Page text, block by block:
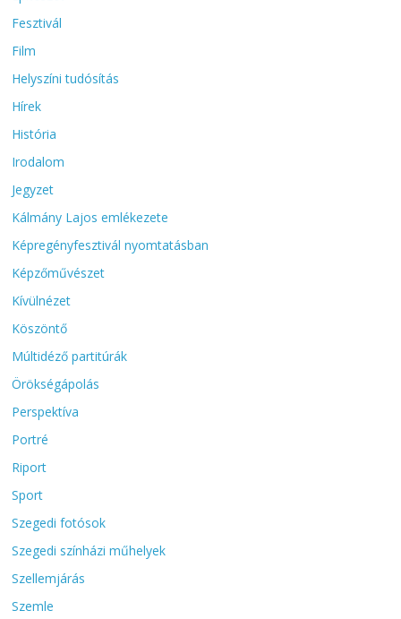
Fesztivál
Film
Helyszíni tudósítás
Hírek
História
Irodalom
Jegyzet
Kálmány Lajos emlékezete
Képregényfesztivál nyomtatásban
Képzőművészet
Kívülnézet
Köszöntő
Múltidéző partitúrák
Örökségápolás
Perspektíva
Portré
Riport
Sport
Szegedi fotósok
Szegedi színházi műhelyek
Szellemjárás
Szemle